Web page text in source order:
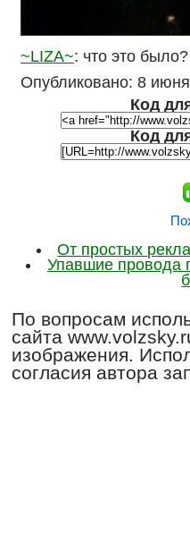
~LIZA~: что это было?
Опубликовано: 8
Код
Код
От простых
Упавшие провода
По вопросам
сайта
изображения.
согласия автора